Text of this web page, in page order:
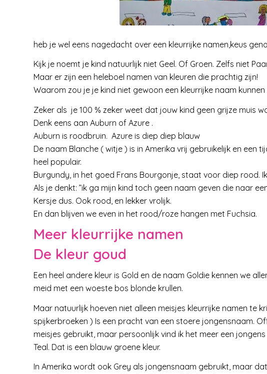
heb je wel eens nagedacht over een kleurrijke namen,keus
Kijk je noemt je kind natuurlijk niet Geel. Of Groen. Zelfs niet
Maar er zijn een heleboel namen van kleuren die prachtig zijn!
Waarom zou je je kind niet gewoon een kleurrijke naam kunnen
Zeker als je 100 % zeker weet dat jouw kind geen grijze muis
Denk eens aan Auburn of Azure .
Auburn is roodbruin. Azure is diep diep blauw
De naam Blanche ( witje ) is in Amerika vrij gebruikelijk en een
heel populair.
Burgundy, in het goed Frans Bourgonje, staat voor diep rood.
Als je denkt: ”ik ga mijn kind toch geen naam geven die naar
Kersje dus. Ook rood, en lekker vrolijk.
En dan blijven we even in het rood/roze hangen met Fuchsia.
Meer kleurrijke namen
De kleur goud
Een heel andere kleur is Gold en de naam Goldie kennen we
meid met een woeste bos blonde krullen.
Maar natuurlijk hoeven niet alleen meisjes kleurrijke namen te
spijkerbroeken ) Is een pracht van een stoere jongensnaam.
meisjes gebruikt, maar persoonlijk vind ik het meer een
Teal. Dat is een blauw groene kleur.
In Amerika wordt ook Grey als jongensnaam gebruikt, maar